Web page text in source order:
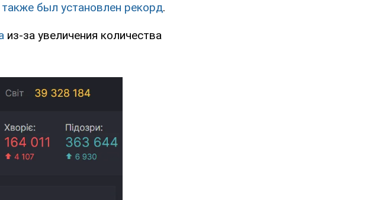
также был установлен рекорд.
из-за увеличения количества